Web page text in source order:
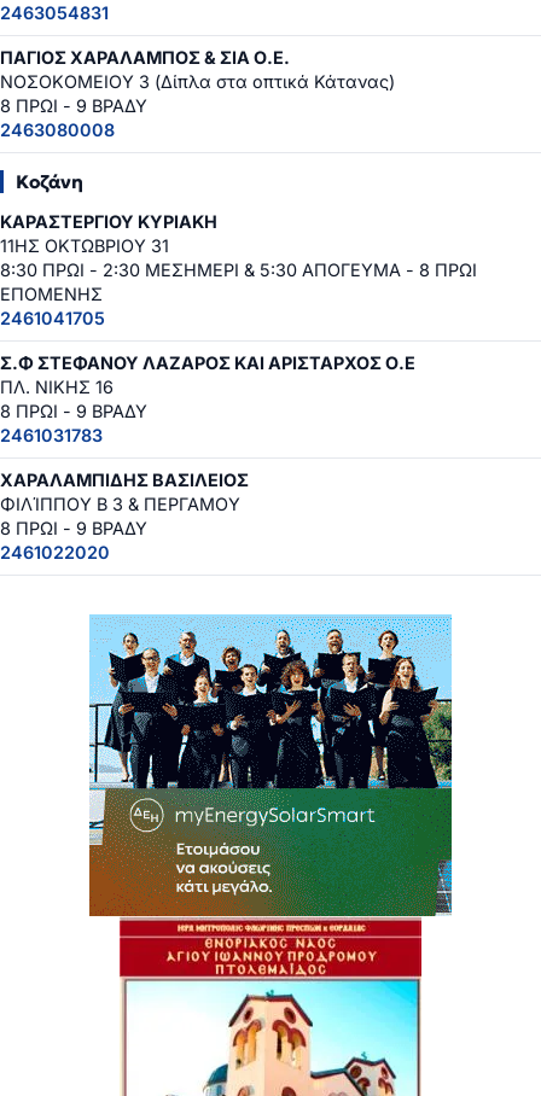
2463054831
ΠΑΓΙΟΣ ΧΑΡΑΛΑΜΠΟΣ & ΣΙΑ Ο.Ε.
ΝΟΣΟΚΟΜΕΙΟΥ 3 (Δίπλα στα οπτικά Κάτανας)
8 ΠΡΩΙ - 9 ΒΡΑΔΥ
2463080008
Κοζάνη
ΚΑΡΑΣΤΕΡΓΙΟΥ ΚΥΡΙΑΚΗ
11ΗΣ ΟΚΤΩΒΡΙΟΥ 31
8:30 ΠΡΩΙ - 2:30 ΜΕΣΗΜΕΡΙ & 5:30 ΑΠΟΓΕΥΜΑ - 8 ΠΡΩΙ
ΕΠΟΜΕΝΗΣ
2461041705
Σ.Φ ΣΤΕΦΑΝΟΥ ΛΑΖΑΡΟΣ ΚΑΙ ΑΡΙΣΤΑΡΧΟΣ Ο.Ε
ΠΛ. ΝΙΚΗΣ 16
8 ΠΡΩΙ - 9 ΒΡΑΔΥ
2461031783
ΧΑΡΑΛΑΜΠΙΔΗΣ ΒΑΣΙΛΕΙΟΣ
ΦΙΛΊΠΠΟΥ Β 3 & ΠΕΡΓΑΜΟΥ
8 ΠΡΩΙ - 9 ΒΡΑΔΥ
2461022020